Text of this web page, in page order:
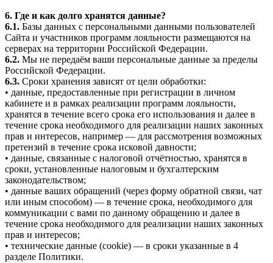
6. Где и как долго хранятся данные?
6.1. Базы данных с персональными данными пользователей
Сайта и участников программ лояльности размещаются на
серверах на территории Российской Федерации.
6.2. Мы не передаём ваши персональные данные за пределы
Российской Федерации.
6.3. Сроки хранения зависят от цели обработки:
• данные, предоставленные при регистрации в личном
кабинете и в рамках реализации программ лояльности,
хранятся в течение всего срока его использования и далее в
течение срока необходимого для реализации наших законных
прав и интересов, например — для рассмотрения возможных
претензий в течение срока исковой давности;
• данные, связанные с налоговой отчётностью, хранятся в
сроки, установленные налоговым и бухгалтерским
законодательством;
• данные ваших обращений (через форму обратной связи, чат
или иным способом) — в течение срока, необходимого для
коммуникации с вами по данному обращению и далее в
течение срока необходимого для реализации наших законных
прав и интересов;
• технические данные (cookie) — в сроки указанные в 4
разделе Политики.